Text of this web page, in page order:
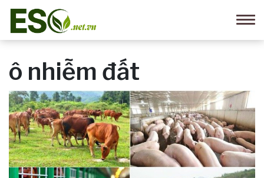
ô nhiễm đất